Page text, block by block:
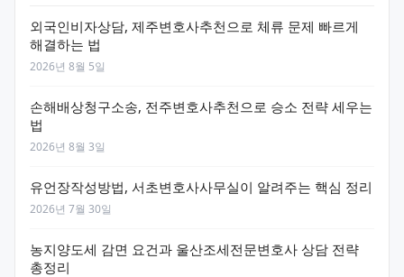
외국인비자상담, 제주변호사추천으로 체류 문제 빠르게
해결하는 법
2026년 8월 5일
손해배상청구소송, 전주변호사추천으로 승소 전략 세우는
법
2026년 8월 3일
유언장작성방법, 서초변호사사무실이 알려주는 핵심 정리
2026년 7월 30일
농지양도세 감면 요건과 울산조세전문변호사 상담 전략
총정리